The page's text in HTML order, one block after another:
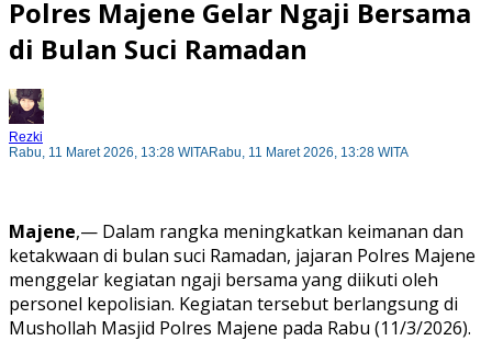
Polres Majene Gelar Ngaji Bersama
di Bulan Suci Ramadan
Rezki
Rabu, 11 Maret 2026, 13:28 WITARabu, 11 Maret 2026, 13:28 WITA
Majene,— Dalam rangka meningkatkan keimanan dan
ketakwaan di bulan suci Ramadan, jajaran Polres Majene
menggelar kegiatan ngaji bersama yang diikuti oleh
personel kepolisian. Kegiatan tersebut berlangsung di
Mushollah Masjid Polres Majene pada Rabu (11/3/2026).